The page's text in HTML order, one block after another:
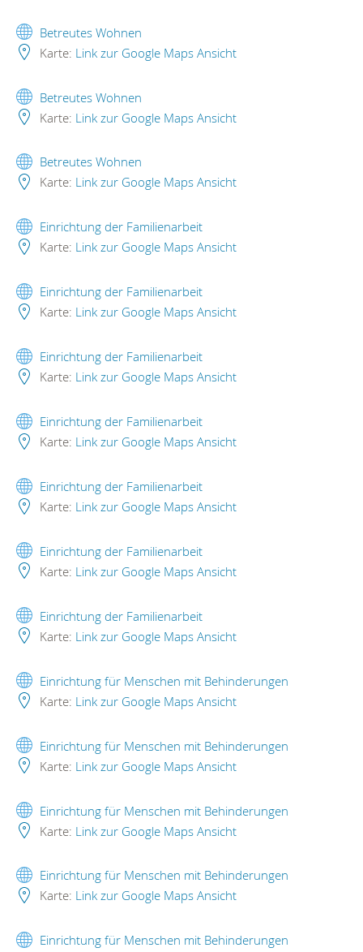
Betreutes Wohnen
Karte: Link zur Google Maps Ansicht
Betreutes Wohnen
Karte: Link zur Google Maps Ansicht
Betreutes Wohnen
Karte: Link zur Google Maps Ansicht
Einrichtung der Familienarbeit
Karte: Link zur Google Maps Ansicht
Einrichtung der Familienarbeit
Karte: Link zur Google Maps Ansicht
Einrichtung der Familienarbeit
Karte: Link zur Google Maps Ansicht
Einrichtung der Familienarbeit
Karte: Link zur Google Maps Ansicht
Einrichtung der Familienarbeit
Karte: Link zur Google Maps Ansicht
Einrichtung der Familienarbeit
Karte: Link zur Google Maps Ansicht
Einrichtung der Familienarbeit
Karte: Link zur Google Maps Ansicht
Einrichtung für Menschen mit Behinderungen
Karte: Link zur Google Maps Ansicht
Einrichtung für Menschen mit Behinderungen
Karte: Link zur Google Maps Ansicht
Einrichtung für Menschen mit Behinderungen
Karte: Link zur Google Maps Ansicht
Einrichtung für Menschen mit Behinderungen
Karte: Link zur Google Maps Ansicht
Einrichtung für Menschen mit Behinderungen